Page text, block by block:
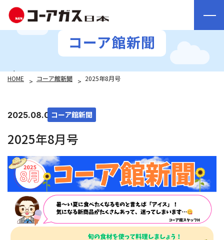
コーア館新聞
HOME コーア館新聞 2025年8月号
2025.08.01コーア館新聞
2025年8月号